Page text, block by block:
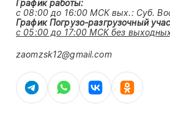
График работы:
с 08:00 до 16:00 МСК вых.: Суб.
График Погрузо-разгрузочный
с 05:00 до 17:00 МСК без
zaomzsk12@gmail.com